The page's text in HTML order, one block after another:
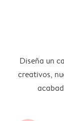
Diseña un
creativos,